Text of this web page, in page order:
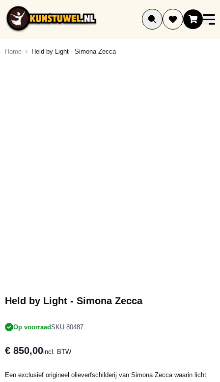
Ga naar de inhoud
Home Held by Light - Simona Zecca
Held by Light - Simona Zecca
Op voorraadSKU 80487
€ 850,00incl. BTW
Een exclusief origineel olieverfschilderij van Simona Zecca waarin licht